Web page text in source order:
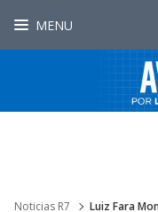
MENU
Noticias R7 Luiz Fara